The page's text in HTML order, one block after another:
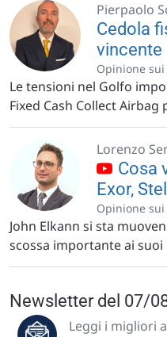
Pierpaolo
Cedola
vincente
Opinione
Le tensioni nel Golfo
Fixed Cash Collect
Lorenzo
Cosa
Exor,
Opinione
John Elkann si sta
scossa importante ai suoi
Newsletter del 07/
Leggi i migliori